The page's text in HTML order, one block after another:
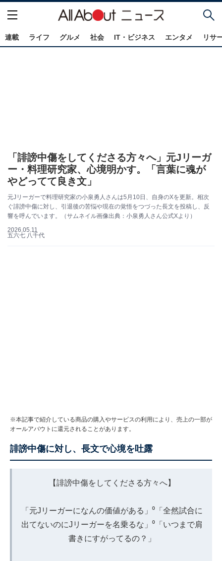
連載 ライフ グルメ 社会 IT・ビジネス エンタメ リサ
「誹謗中傷をしてくださる方々へ」元Jリーガ
ー・料理研究家、心境明かす。「言葉に魂が
やどってて良き文」
元Jリーガーで料理研究家の小泉勇人さんは5月10日、自身のXを更新。相次
ぐ誹謗中傷に対し、引退後の苦悩や現在の覚悟をつづった長文を投稿し、反
響を呼んでいます。（サムネイル画像出典：小泉勇人さん公式Xより）
2026.05.11
五六七 八千代
※本記事で紹介している商品の購入やサービスの利用により、売上の一部が
オールアバウトに還元されることがあります。
誹謗中傷に対し、長文で心境を吐露
【誹謗中傷をしてくださる方々へ】
「元Jリーガーになんの価値がある」⁰「全然試合に
出てないのにJリーガーを名乗るな」⁰「いつまで肩
書きにすがってるの？」